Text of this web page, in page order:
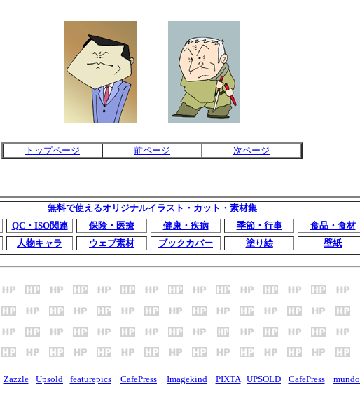
トップページ 前ページ 次ページ
無料で使えるオリジナルイラスト・カット・素材集
QC・ISO関連 保険・医療 健康・疾病 季節・行事
食品・食材
人物キャラ ウェブ素材 ブックカバー 塗り絵 壁紙
Zazzle Upsold featurepics CafePress Imagekind PIXTA UPSOLD CafePress mundo